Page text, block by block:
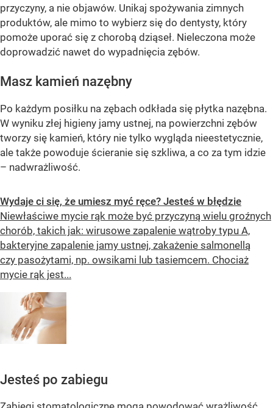
przyczyny, a nie objawów. Unikaj spożywania zimnych
produktów, ale mimo to wybierz się do dentysty, który
pomoże uporać się z chorobą dziąseł. Nieleczona może
doprowadzić nawet do wypadnięcia zębów.
Masz kamień nazębny
Po każdym posiłku na zębach odkłada się płytka nazębna.
W wyniku złej higieny jamy ustnej, na powierzchni zębów
tworzy się kamień, który nie tylko wygląda nieestetycznie,
ale także powoduje ścieranie się szkliwa, a co za tym idzie
– nadwrażliwość.
Wydaje ci się, że umiesz myć ręce? Jesteś w błędzie
Niewłaściwe mycie rąk może być przyczyną wielu groźnych
chorób, takich jak: wirusowe zapalenie wątroby typu A,
bakteryjne zapalenie jamy ustnej, zakażenie salmonellą
czy pasożytami, np. owsikami lub tasiemcem. Chociaż
mycie rąk jest...
Jesteś po zabiegu